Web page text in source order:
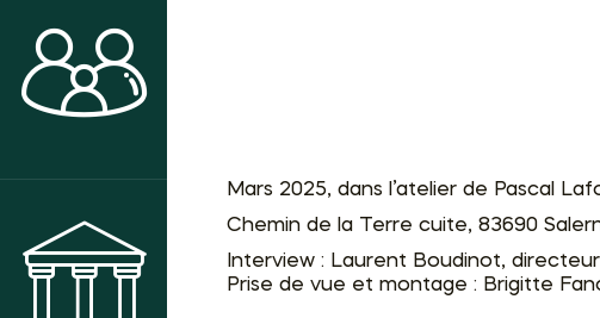
MUSÉE
Mars 2025, dans l’atelier de Pascal
Chemin de la Terre cuite, 83690
Interview : Laurent Boudinot,
Prise de vue et montage : Brigitte